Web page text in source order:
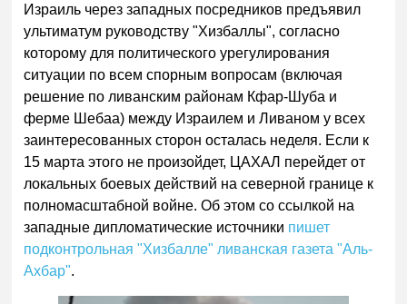
Израиль через западных посредников предъявил
ультиматум руководству "Хизбаллы", согласно
которому для политического урегулирования
ситуации по всем спорным вопросам (включая
решение по ливанским районам Кфар-Шуба и
ферме Шебаа) между Израилем и Ливаном у всех
заинтересованных сторон осталась неделя. Если к
15 марта этого не произойдет, ЦАХАЛ перейдет от
локальных боевых действий на северной границе к
полномасштабной войне. Об этом со ссылкой на
западные дипломатические источники пишет
подконтрольная "Хизбалле" ливанская газета "Аль-
Ахбар".